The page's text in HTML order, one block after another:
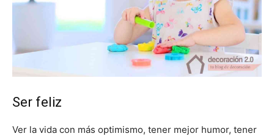
Ser feliz
Ver la vida con más optimismo, tener mejor humor, tener